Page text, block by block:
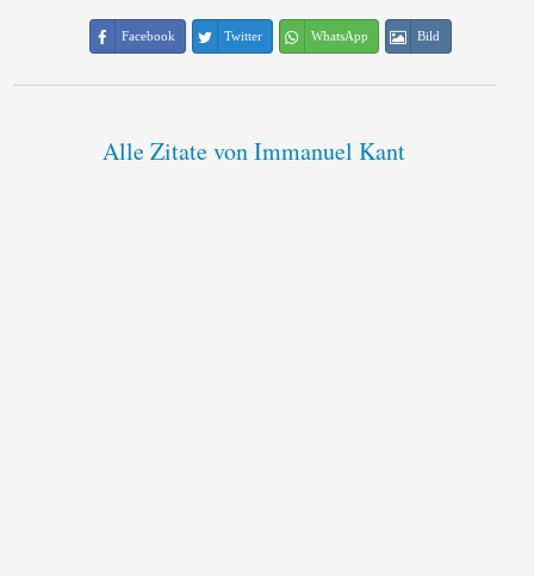
Facebook Twitter WhatsApp Bild
Alle Zitate von Immanuel Kant